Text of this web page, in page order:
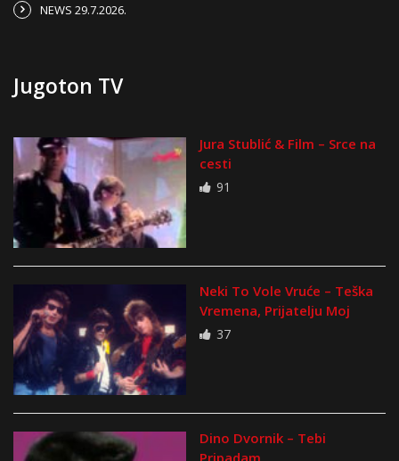
NEWS 29.7.2026.
Jugoton TV
Jura Stublić & Film – Srce na
cesti
91
Neki To Vole Vruće – Teška
Vremena, Prijatelju Moj
37
Dino Dvornik – Tebi
Pripadam